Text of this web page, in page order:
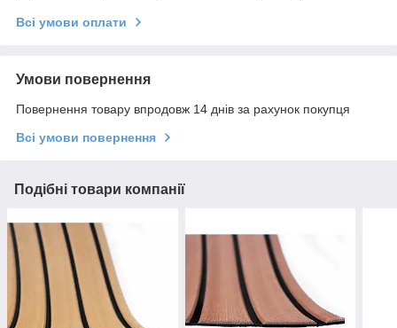
Всі умови оплати
Умови повернення
Повернення товару впродовж 14 днів за рахунок покупця
Всі умови повернення
Подібні товари компанії